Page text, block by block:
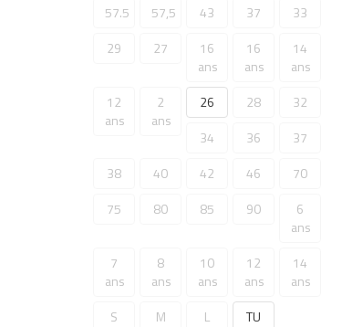
57.5
57,5 43 37
33
29
27
16
ans
16
ans
14
ans
12
ans
2
ans
26 28
32
34
36
37
38
40 42 46
70
75
80 85 90
6
ans
7
ans
8
ans
10
ans
12
ans
14
ans
S
M L TU